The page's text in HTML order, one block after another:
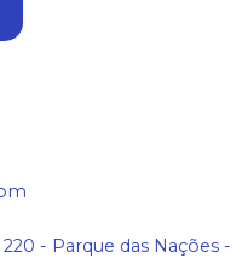
- Parque das Nações -